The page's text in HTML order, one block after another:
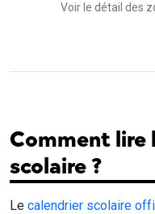
Voir le détail des
Comment lire
scolaire ?
Le calendrier scolaire